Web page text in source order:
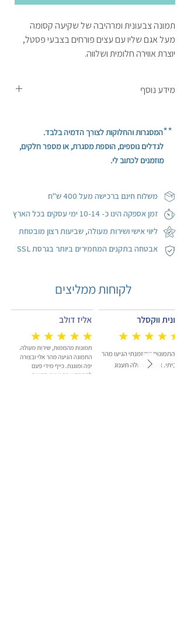
תמונה צבעונית ומרהיבה של שקיעה קסומה
מעל אגם שליו עם עצים פורחים בצבעי פסטל,
יוצרת אווירה חלומית ושלווה.
מידע נוסף
התמונה מודפסת על קנבס איכותי ומתוחה על
מסגרת עץ.
ההדפסה ממשיכה על הפאות (הצדדים) בעיטוף
**המסגרות והחלוקות לצורך הדמיה בלבד.
לגדלים נוספים, הוספת מסגרת, או מספר חלקים,
מוזמנים לכתוב לי.
משלוח חינם ברכישה מעל 400 ש"ח
זמן אספקה הינו כ- 10-14 ימי עסקים בכל הארץ
ליווי אישי ושירות מעולה, שביעות רצון מובטחת
אבטחה בתקנים המחמירים ביותר בגרסת SSL
לקוחות ממליצים